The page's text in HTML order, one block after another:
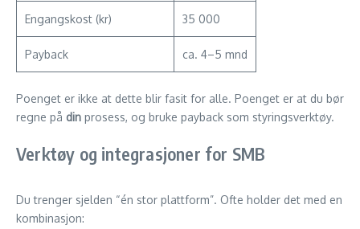
Engangskost (kr) 35 000
Payback ca. 4–5 mnd
Poenget er ikke at dette blir fasit for alle. Poenget er at du bør
regne på din prosess, og bruke payback som styringsverktøy.
Verktøy og integrasjoner for SMB
Du trenger sjelden “én stor plattform”. Ofte holder det med en
kombinasjon: